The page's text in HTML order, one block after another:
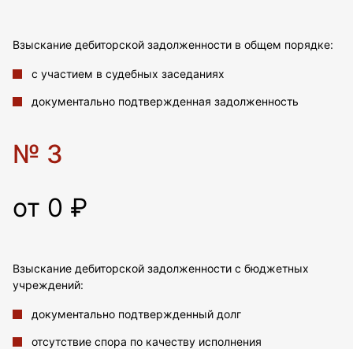
Взыскание дебиторской задолженности в общем порядке:
с участием в судебных заседаниях
документально подтвержденная задолженность
№ 3
от 0 ₽
Взыскание дебиторской задолженности с бюджетных
учреждений:
документально подтвержденный долг
отсутствие спора по качеству исполнения